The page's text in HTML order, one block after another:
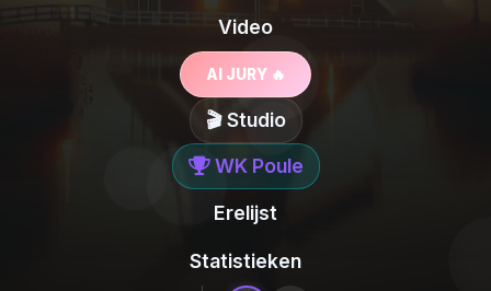
Video
AI JURY 🔥
🎬 Studio
WK Poule
Erelijst
Statistieken